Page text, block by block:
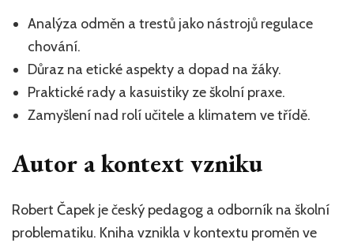
Analýza odměn a trestů jako nástrojů regulace
chování.
Důraz na etické aspekty a dopad na žáky.
Praktické rady a kasuistiky ze školní praxe.
Zamyšlení nad rolí učitele a klimatem ve třídě.
Autor a kontext vzniku
Robert Čapek je český pedagog a odborník na školní
problematiku. Kniha vznikla v kontextu proměn ve